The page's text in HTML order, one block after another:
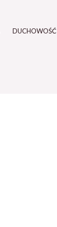
DUCHOWOŚĆ